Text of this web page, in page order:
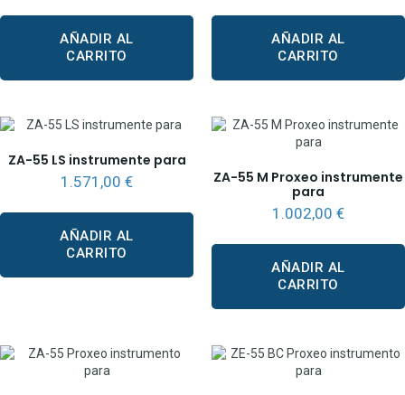
AÑADIR AL
CARRITO
AÑADIR AL
CARRITO
ZA-55 LS instrumente para
1.571,00 €
AÑADIR AL
CARRITO
ZA-55 M Proxeo instrumente
para
1.002,00 €
AÑADIR AL
CARRITO